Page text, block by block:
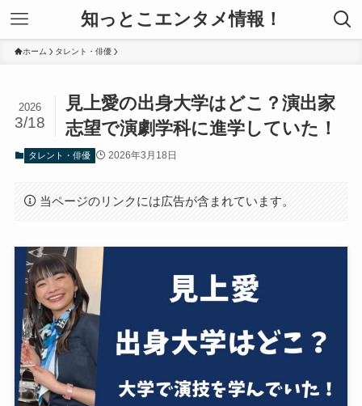
知っとこエンタメ情報！
ホーム タレント・俳優
見上愛の出身大学はどこ？演出家
志望で演劇学科に進学していた！
2026
3/18
タレント・俳優 2026年3月18日
当ページのリンクには広告が含まれています。